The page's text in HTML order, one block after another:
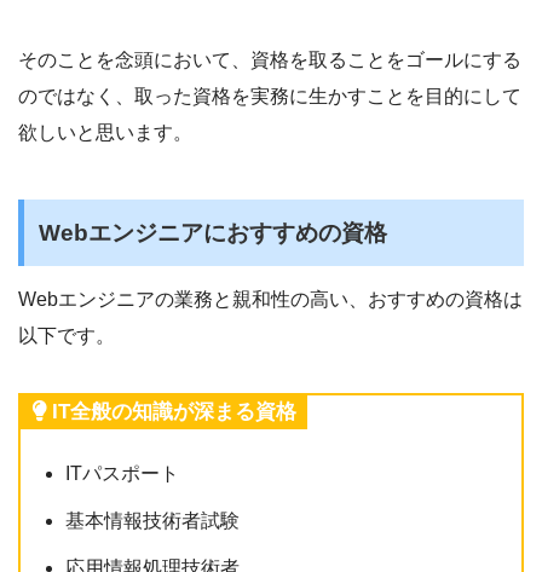
そのことを念頭において、資格を取ることをゴールにする
のではなく、取った資格を実務に生かすことを目的にして
欲しいと思います。
Webエンジニアにおすすめの資格
Webエンジニアの業務と親和性の高い、おすすめの資格は
以下です。
IT全般の知識が深まる資格
ITパスポート
基本情報技術者試験
応用情報処理技術者